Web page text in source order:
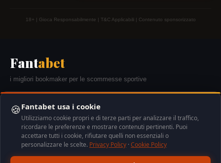
18+ | Gioca Responsabilmente | T&C Applicabili | Contenuto sponsorizzato
Fantabet
i migliori bookmaker per le scommesse sportive
Il gioco d'azzardo è vietato ai minori di 18 anni. Gioca responsabilmente. Per
🍪Fantabet usa i cookie
Utilizziamo cookie propri e di terze parti per analizzare il traffico,
ricordare le preferenze e mostrare contenuti pertinenti. Puoi
accettare tutti i cookie, rifiutare quelli non essenziali o
personalizzare le scelte. Privacy Policy ·Cookie Policy